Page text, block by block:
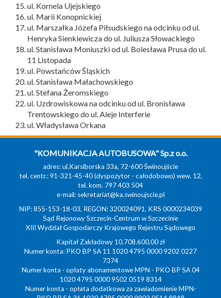
ul. Kornela Ujejskiego
ul. Marii Konopnickiej
ul. Marszałka Józefa Piłsudskiego na odcinku od ul.
Henryka Sienkiewicza do ul. Juliusza Słowackiego
ul. Stanisława Moniuszki od ul. Bolesława Prusa do ul.
11 Listopada
ul. Powstańców Śląskich
ul. Stanisława Małachowskiego
ul. Stefana Żeromskiego
ul. Uzdrowiskowa na odcinku od ul. Bronisława
Trentowskiego do ul. Aleje Interferie
ul. Władysława Orkana
"KOMUNIKACJA AUTOBUSOWA" Sp.z o.o.
adres: ul.Karsiborska 33a, 72-600 Świnoujście
tel. centr.: 91-321-45-40 (dyspozytor - całodobowo) wew. 12,
tel. kom. 797 403 504
e-mail: sekretariat@ka.swinoujscie.pl
NIP: 855-153-18-03, REGON: 320024091, KRS 0000234039
Sąd Rejonowy Szczecin-Centrum w Szczecinie
XIII Wydział Gospodarczy Krajowego Rejestru Sądowego
Kapitał Zakładowy 10.708.600,00 zł
Numer konta: PKO BP SA 11 1020 4795 0000 9202 0227
7374
Numer konta - opłaty abonamentowe MPN - PKO BP SA 04
1020 4795 0000 9502 0519 8314
Numer konta - opłata dodatkowa za zawiadomienie MPN-